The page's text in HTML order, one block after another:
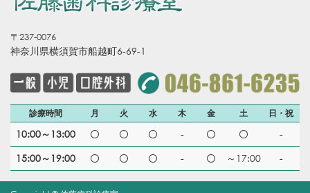
〒237-0076
神奈川県横須賀市船越町6-69-1
診療時間 月 火 水 木 金 土 日・祝
10:00～13:00 -
-
15:00～19:00
- ～17:00 -